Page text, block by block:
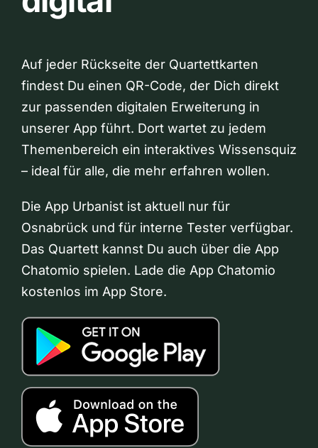
Auf jeder Rückseite der Quartettkarten
findest Du einen QR-Code, der Dich direkt
zur passenden digitalen Erweiterung in
unserer App führt. Dort wartet zu jedem
Themenbereich ein interaktives Wissensquiz
– ideal für alle, die mehr erfahren wollen.
Die App Urbanist ist aktuell nur für
Osnabrück und für interne Tester verfügbar.
Das Quartett kannst Du auch über die App
Chatomio spielen. Lade die App Chatomio
kostenlos im App Store.